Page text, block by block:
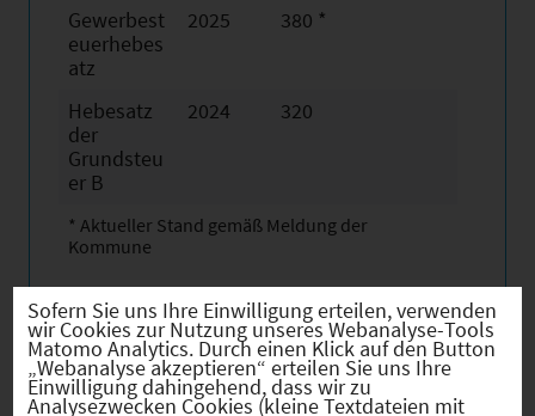
Gewerbest
euerhebes
atz
2025 380 *
Hebesatz
der
Grundsteu
er B
2024 320
* Aktueller Stand gemäß Meldung der
Kommune
Firmenstandorte
Sofern Sie uns Ihre Einwilligung erteilen, verwenden
wir Cookies zur Nutzung unseres Webanalyse-Tools
Matomo Analytics. Durch einen Klick auf den Button
„Webanalyse akzeptieren“ erteilen Sie uns Ihre
Einwilligung dahingehend, dass wir zu
Analysezwecken Cookies (kleine Textdateien mit